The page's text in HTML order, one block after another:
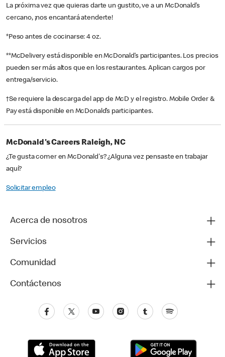
La próxima vez que quieras darte un gustito, ve a un McDonald’s
cercano, ¡nos encantará atenderte!
*Peso antes de cocinarse: 4 oz.
**McDelivery está disponible en McDonald’s participantes. Los precios
pueden ser más altos que en los restaurantes. Aplican cargos por
entrega/servicio.
†Se requiere la descarga del app de McD y el registro. Mobile Order &
Pay está disponible en McDonald’s participantes.
McDonald's Careers Raleigh, NC
¿Te gusta comer en McDonald's? ¿Alguna vez pensaste en trabajar
aquí?
Solicitar empleo
Acerca de nosotros
Servicios
Comunidad
Contáctenos